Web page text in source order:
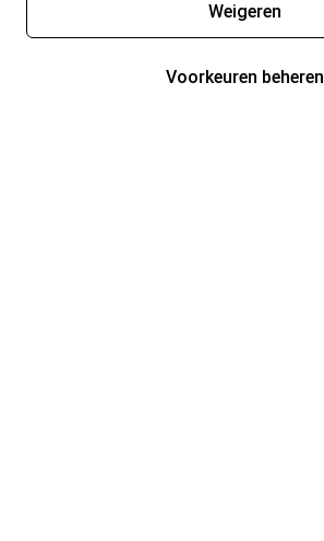
Weigeren
Voorkeuren beheren